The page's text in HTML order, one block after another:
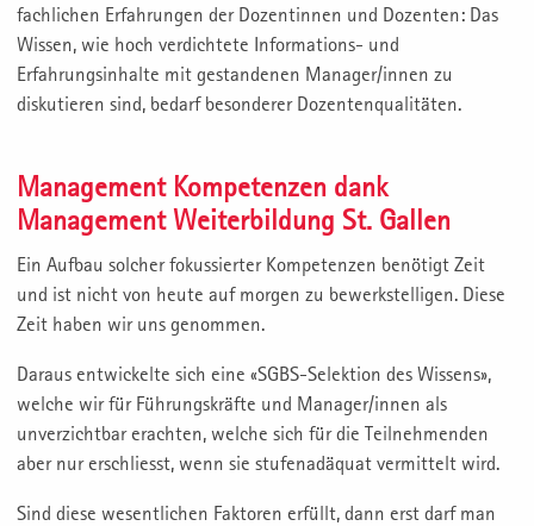
fachlichen Erfahrungen der Dozentinnen und Dozenten: Das
Wissen, wie hoch verdichtete Informations- und
Erfahrungsinhalte mit gestandenen Manager/innen zu
diskutieren sind, bedarf besonderer Dozentenqualitäten.
Management Kompetenzen dank
Management Weiterbildung St. Gallen
Ein Aufbau solcher fokussierter Kompetenzen benötigt Zeit
und ist nicht von heute auf morgen zu bewerkstelligen. Diese
Zeit haben wir uns genommen.
Daraus entwickelte sich eine «SGBS-Selektion des Wissens»,
welche wir für Führungskräfte und Manager/innen als
unverzichtbar erachten, welche sich für die Teilnehmenden
aber nur erschliesst, wenn sie stufenadäquat vermittelt wird.
Sind diese wesentlichen Faktoren erfüllt, dann erst darf man